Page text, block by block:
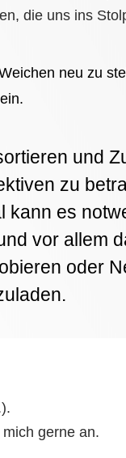
die uns ins
neu zu
und
zu
es
vor allem
oder
gerne an.